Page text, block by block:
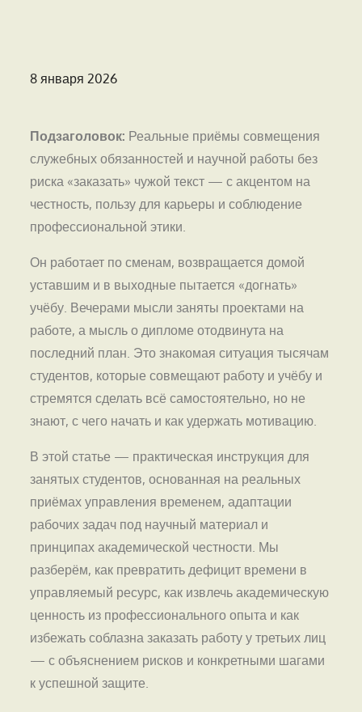
Опубликовано
8 января 2026
Подзаголовок: Реальные приёмы совмещения
служебных обязанностей и научной работы без
риска «заказать» чужой текст — с акцентом на
честность, пользу для карьеры и соблюдение
профессиональной этики.
Он работает по сменам, возвращается домой
уставшим и в выходные пытается «догнать»
учёбу. Вечерами мысли заняты проектами на
работе, а мысль о дипломе отодвинута на
последний план. Это знакомая ситуация тысячам
студентов, которые совмещают работу и учёбу и
стремятся сделать всё самостоятельно, но не
знают, с чего начать и как удержать мотивацию.
В этой статье — практическая инструкция для
занятых студентов, основанная на реальных
приёмах управления временем, адаптации
рабочих задач под научный материал и
принципах академической честности. Мы
разберём, как превратить дефицит времени в
управляемый ресурс, как извлечь академическую
ценность из профессионального опыта и как
избежать соблазна заказать работу у третьих лиц
— с объяснением рисков и конкретными шагами
к успешной защите.